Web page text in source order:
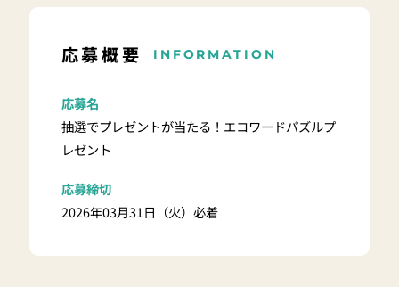
応募概要 INFORMATION
応募名
抽選でプレゼントが当たる！エコワードパズルプ
レゼント
応募締切
2026年03月31日（火）必着